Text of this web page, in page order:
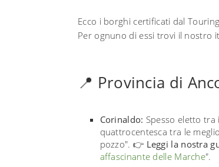
Ecco i borghi certificati dal
Per ognuno di essi trovi il nostro
📍 Provincia di
Corinaldo: Spesso eletto tra
quattrocentesca tra le
pozzo". 👉 Leggi la nostra
affascinante delle Marche".